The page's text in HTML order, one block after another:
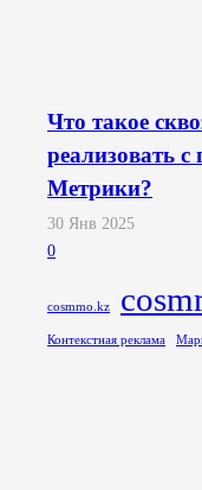
Что такое
реализовать
Метрики?
30 Янв 2025
0
cosmmo.kz
Контекстная реклама